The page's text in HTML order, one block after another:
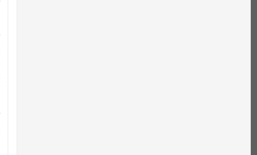
Росія атакувала Суми
торговельний центр,